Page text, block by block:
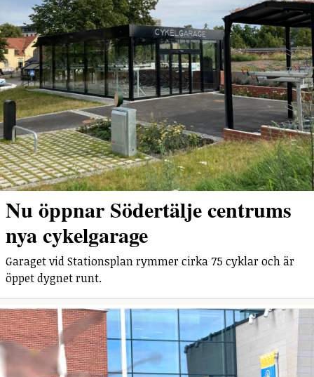
Nu öppnar Södertälje centrums
nya cykelgarage
Garaget vid Stationsplan rymmer cirka 75 cyklar och är
öppet dygnet runt.